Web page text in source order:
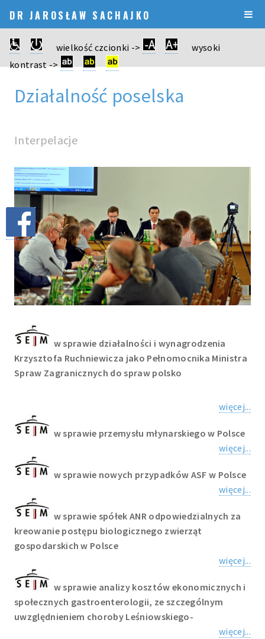
DR JAROSŁAW SACHAJKO
wielkość czcionki ->
wysoki
kontrast ->
Działalność poselska
Interpelacje
w sprawie działalności i wynagrodzenia
Krzysztofa Ruchniewicza jako Pełnomocnika Ministra
Spraw Zagranicznych do spraw polsko
więcej...
w sprawie przemysłu młynarskiego w Polsce
więcej...
w sprawie nowych przypadków ASF w Polsce
więcej...
w sprawie spółek ANR odpowiedzialnych za
kreowanie postępu biologicznego zwierząt
gospodarskich w Polsce
więcej...
w sprawie analizy kosztów ekonomicznych i
społecznych gastroenterologii, ze szczególnym
uwzględnieniem choroby Leśniowskiego-
więcej...